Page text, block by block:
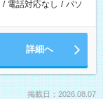
/ 電話対応なし / パソ
詳細へ
掲載日：2026.08.07